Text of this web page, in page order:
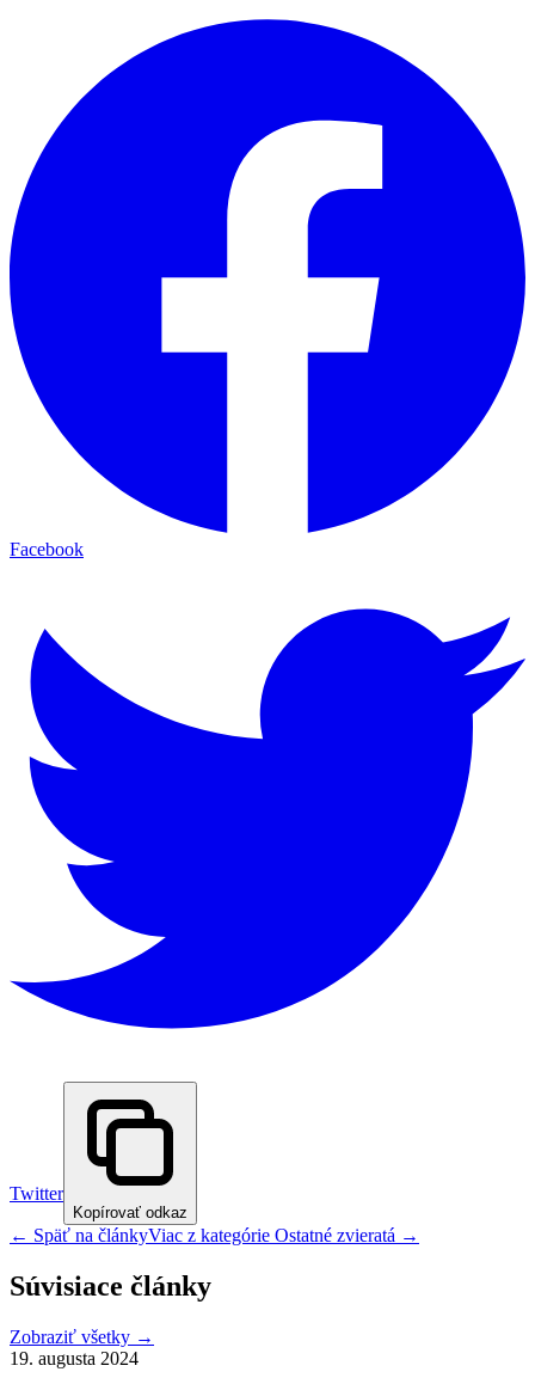
Facebook
Twitter
Kopírovať odkaz
← Späť na článkyViac z kategórie Ostatné zvieratá →
Súvisiace články
Zobraziť všetky →
19. augusta 2024